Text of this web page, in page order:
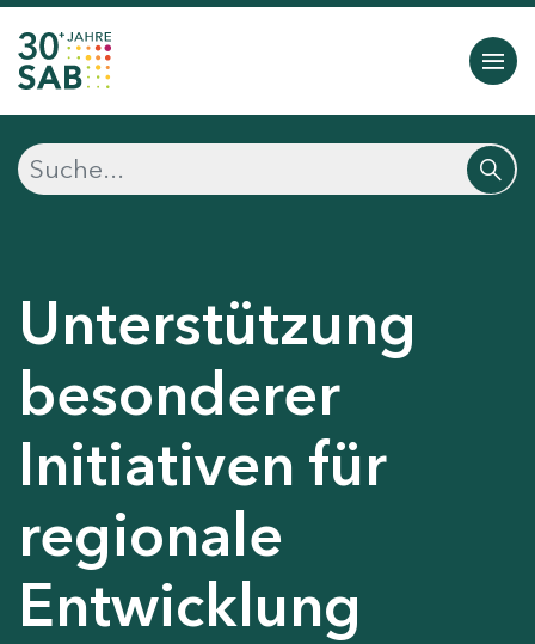
Unterstützung
besonderer
Initiativen für
regionale
Entwicklung